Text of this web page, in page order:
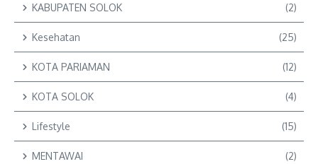
KABUPATEN SOLOK (2)
Kesehatan (25)
KOTA PARIAMAN (12)
KOTA SOLOK (4)
Lifestyle (15)
MENTAWAI (2)